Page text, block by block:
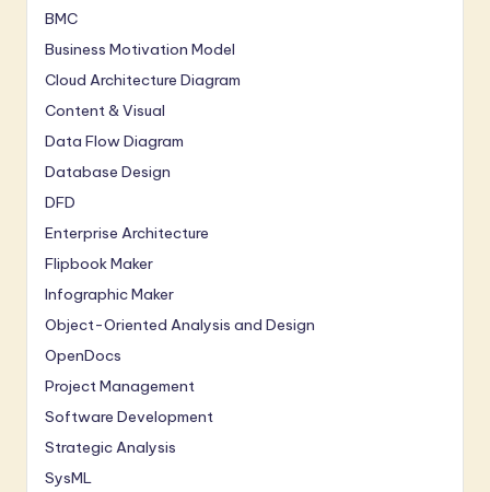
BMC
Business Motivation Model
Cloud Architecture Diagram
Content & Visual
Data Flow Diagram
Database Design
DFD
Enterprise Architecture
Flipbook Maker
Infographic Maker
Object-Oriented Analysis and Design
OpenDocs
Project Management
Software Development
Strategic Analysis
SysML